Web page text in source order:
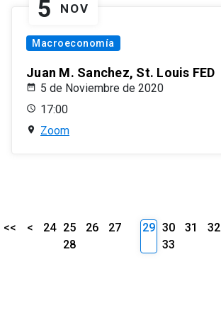
5 NOV
Macroeconomía
Juan M. Sanchez, St. Louis FED
5 de Noviembre de 2020
17:00
Zoom
<< < 24 25 26
27
28
29 30 31
32
33